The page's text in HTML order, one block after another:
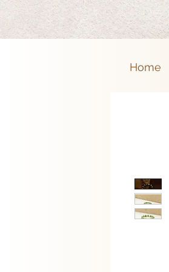
Home